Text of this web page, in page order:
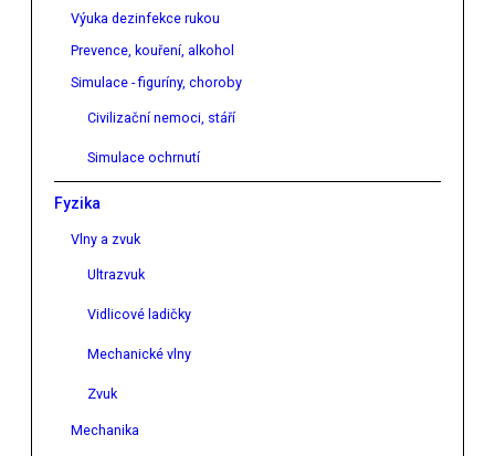
Výuka dezinfekce rukou
Prevence, kouření, alkohol
Simulace - figuríny, choroby
Civilizační nemoci, stáří
Simulace ochrnutí
Fyzika
Vlny a zvuk
Ultrazvuk
Vidlicové ladičky
Mechanické vlny
Zvuk
Mechanika